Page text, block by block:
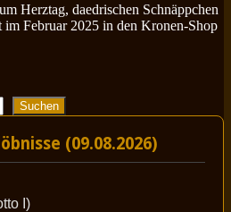
Herztag, daedrischen Schnäppchen
Februar 2025 in den Kronen-Shop
Suchen
(09.08.2026)
I)